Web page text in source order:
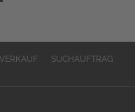
VERKAUF
SUCHAUFTRAG